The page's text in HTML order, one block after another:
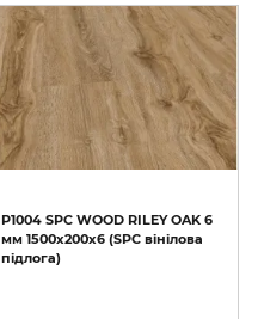
P1004 SPC WOOD RILEY OAK 6
мм 1500х200х6 (SPC вінілова
підлога)